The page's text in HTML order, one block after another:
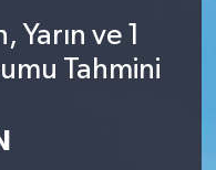
ve 1
Tahmini
Fikstür